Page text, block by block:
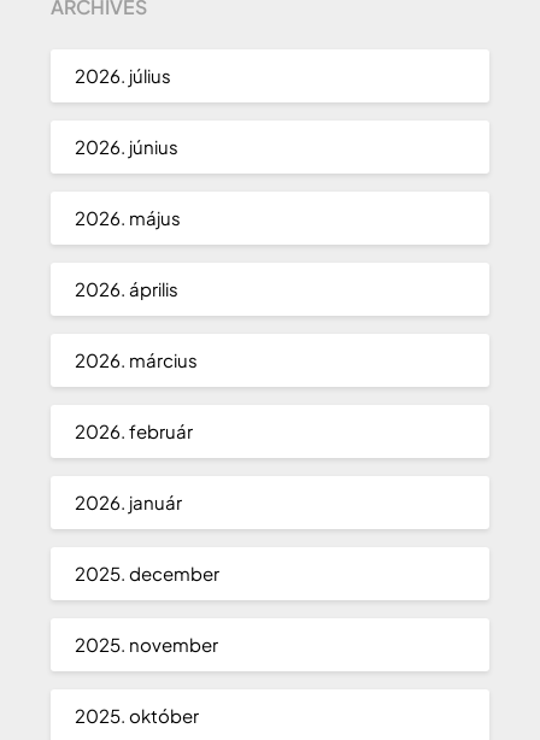
ARCHIVES
2026. július
2026. június
2026. május
2026. április
2026. március
2026. február
2026. január
2025. december
2025. november
2025. október